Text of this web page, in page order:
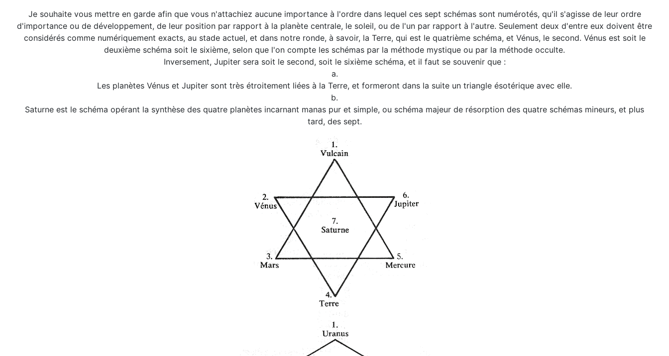
Je souhaite vous mettre en garde afin que vous n'attachiez aucune importance à l'ordre dans lequel ces sept schémas sont numérotés, qu'il s'agisse de leur ordre
d'importance ou de développement, de leur position par rapport à la planète centrale, le soleil, ou de l'un par rapport à l'autre. Seulement deux d'entre eux doivent être
considérés comme numériquement exacts, au stade actuel, et dans notre ronde, à savoir, la Terre, qui est le quatrième schéma, et Vénus, le second. Vénus est soit le
deuxième schéma soit le sixième, selon que l'on compte les schémas par la méthode mystique ou par la méthode occulte.
Inversement, Jupiter sera soit le second, soit le sixième schéma, et il faut se souvenir que :
a.
Les planètes Vénus et Jupiter sont très étroitement liées à la Terre, et formeront dans la suite un triangle ésotérique avec elle.
b.
Saturne est le schéma opérant la synthèse des quatre planètes incarnant manas pur et simple, ou schéma majeur de résorption des quatre schémas mineurs, et plus
tard, des sept.